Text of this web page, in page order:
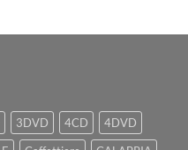
3DVD 4CD
4DVD